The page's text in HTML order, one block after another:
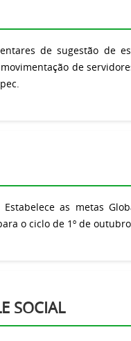
de sugestão
de
Estabelece as metas
o ciclo de 1º de
SOCIAL